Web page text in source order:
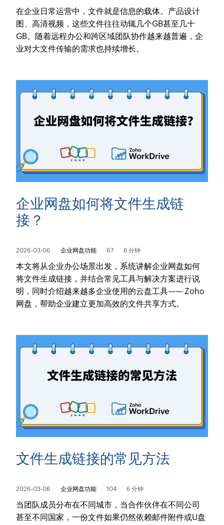
在企业日常运营中，文件就是信息的载体。产品设计
图、高清视频，这些文件往往动辄几个GB甚至几十
GB。随着远程办公和跨区域团队协作越来越普遍，企
业对大文件传输的需求也持续增长。
企业网盘如何将文件生成链
接？
2026-03-06 企业网盘功能 67 6 分钟
本文将从企业办公场景出发，系统讲解企业网盘如何
将文件生成链接，并结合常见工具与解决方案进行说
明，同时介绍越来越多企业使用的云盘工具—— Zoho
网盘，帮助企业建立更加高效的文件共享方式。
文件生成链接的常见方法
2026-03-06 企业网盘功能 104 6 分钟
当团队成员分布在不同城市，当合作伙伴在不同公司
甚至不同国家，一份文件如果仍然依赖邮件附件或U盘